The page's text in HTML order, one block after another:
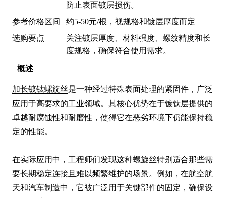
概述
加长镀钛螺旋丝是一种经过特殊表面处理的紧固件，广泛
应用于高要求的工业领域。其核心优势在于镀钛层提供的
卓越耐腐蚀性和耐磨性，使得它在恶劣环境下仍能保持稳
定的性能。
在实际应用中，工程师们发现这种螺旋丝特别适合那些需
要长期稳定连接且难以频繁维护的场景。例如，在航空航
天和汽车制造中，它被广泛用于关键部件的固定，确保设
防止表面镀层损伤。
参考价格区间
约5-50元/根，视规格和镀层厚度而定
选购要点
关注镀层厚度、材料强度、螺纹精度和长
度规格，确保符合使用需求。